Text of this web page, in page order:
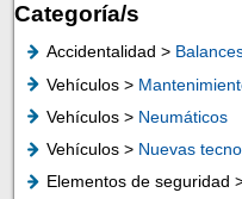
Categoría/s
Accidentalidad >
Vehículos >
Vehículos > Neumáticos
Vehículos > Nuevas
Elementos de seguridad